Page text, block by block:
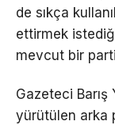
de sıkça
ettirmek
mevcut bir
Gazeteci
yürütülen arka